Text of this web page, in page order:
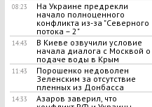
08:23
На Украине предрекли
начало полноценного
конфликта из-за "Северного
потока – 2"
14:43
В Киеве озвучили условие
начала диалога с Москвой о
подаче воды в Крым
11:43
Порошенко недоволен
Зеленским за отсутствие
пленных из Донбасса
14:33
Азаров заверил, что